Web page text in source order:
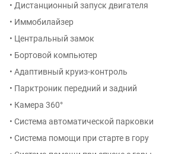
• Дистанционный запуск двигателя
• Иммобилайзер
• Центральный замок
• Бортовой компьютер
• Адаптивный круиз-контроль
• Парктроник передний и задний
• Камера 360°
• Система автоматической парковки
• Система помощи при старте в гору